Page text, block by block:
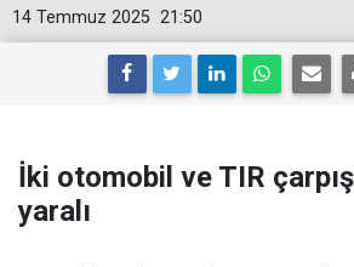
21:50
14 Temmuz 2025
İki otomobil ve TIR
yaralı